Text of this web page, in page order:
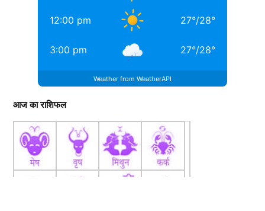
12:00 pm 27°/28°
3:00 pm 27°/28°
Weather from WeatherAPI
आज का राशिफल